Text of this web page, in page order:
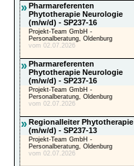
»Pharmareferenten
Phytotherapie Neurologie
(m/w/d) - SP237-16
Projekt-Team GmbH -
Personalberatung, Oldenburg
vom 02.07.2026
»Pharmareferenten
Phytotherapie Neurologie
(m/w/d) - SP237-16
Projekt-Team GmbH -
Personalberatung, Oldenburg
vom 02.07.2026
»Regionalleiter Phytotherapie
(m/w/d) - SP237-13
Projekt-Team GmbH -
Personalberatung, Oldenburg
vom 02.07.2026